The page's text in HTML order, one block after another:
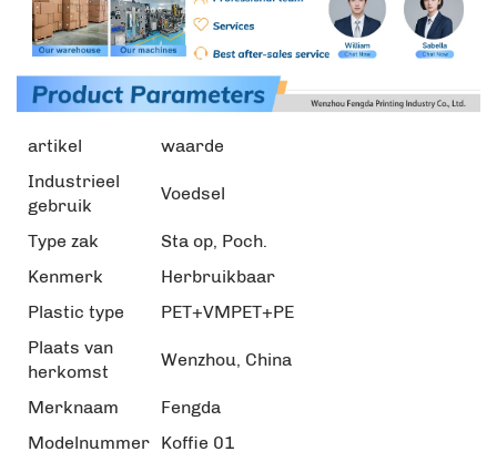
artikel
waarde
Industrieel
gebruik
Voedsel
Type zak
Sta op, Poch.
Kenmerk
Herbruikbaar
Plastic type
PET+VMPET+PE
Plaats van
herkomst
Wenzhou, China
Merknaam
Fengda
Modelnummer Koffie 01